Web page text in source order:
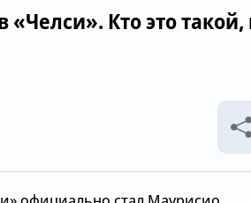
«Челси». Кто это такой,